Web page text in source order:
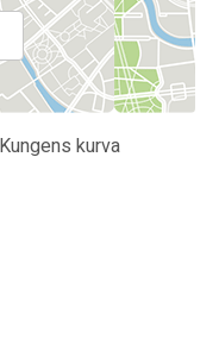
kurva